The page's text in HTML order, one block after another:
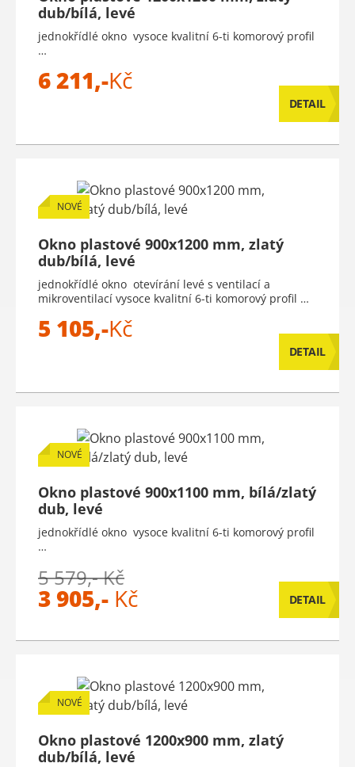
dub/bílá, levé
jednokřídlé okno vysoce kvalitní 6-ti komorový profil
…
6 211,-Kč
DETAIL
NOVÉ
Okno plastové 900x1200 mm, zlatý
dub/bílá, levé
jednokřídlé okno otevírání levé s ventilací a
mikroventilací vysoce kvalitní 6-ti komorový profil …
5 105,-Kč
DETAIL
NOVÉ
Okno plastové 900x1100 mm, bílá/zlatý
dub, levé
jednokřídlé okno vysoce kvalitní 6-ti komorový profil
…
5 579,- Kč
3 905,- Kč DETAIL
NOVÉ
Okno plastové 1200x900 mm, zlatý
dub/bílá, levé